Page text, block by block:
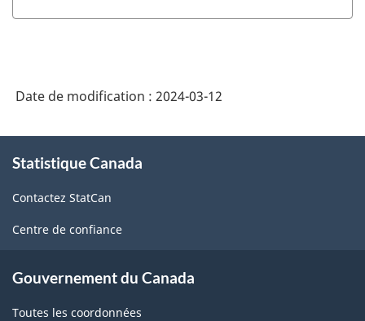
Date de modification : 2024-03-12
propos
ce
site
Statistique Canada
Contactez StatCan
Centre de confiance
Gouvernement du Canada
Toutes les coordonnées